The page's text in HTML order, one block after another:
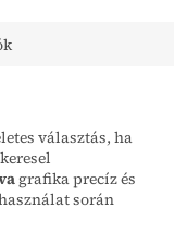
választás, ha
grafika precíz és
során